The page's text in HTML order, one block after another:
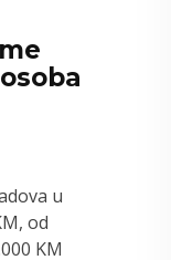
u
od
KM